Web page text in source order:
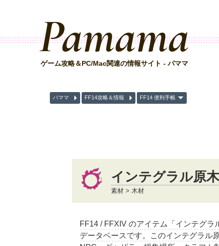
Pamama
ゲーム攻略＆PC/Mac関連の情報サイト - パママ
パママ FF14攻略＆情報 FF14 便利手帳
インテグラル原木
素材 > 木材
FF14 / FFXIV のアイテム「インテグ
データベースです。このインテグラル